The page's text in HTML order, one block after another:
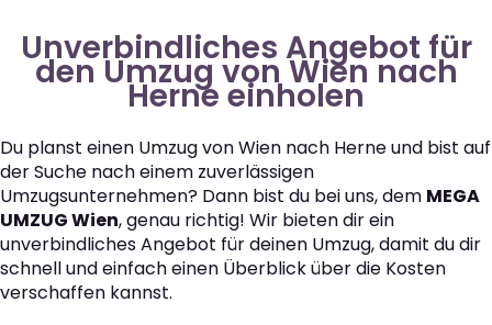
Unverbindliches Angebot für
den Umzug von Wien nach
Herne einholen
Du planst einen Umzug von Wien nach Herne und bist auf
der Suche nach einem zuverlässigen
Umzugsunternehmen? Dann bist du bei uns, dem MEGA
UMZUG Wien, genau richtig! Wir bieten dir ein
unverbindliches Angebot für deinen Umzug, damit du dir
schnell und einfach einen Überblick über die Kosten
verschaffen kannst.